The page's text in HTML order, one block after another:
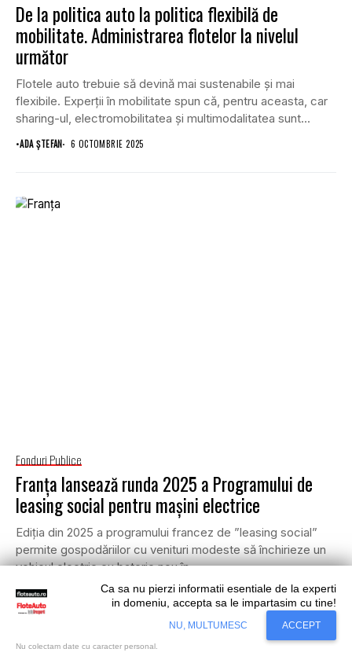
De la politica auto la politica flexibilă de
mobilitate. Administrarea flotelor la nivelul
următor
Flotele auto trebuie să devină mai sustenabile și mai
flexibile. Experții în mobilitate spun că, pentru aceasta, car
sharing-ul, electromobilitatea și multimodalitatea sunt...
•ADA ȘTEFAN 6 OCTOMBRIE 2025
Fonduri Publice
Franța lansează runda 2025 a Programului de
leasing social pentru mașini electrice
Ediția din 2025 a programului francez de ”leasing social”
permite gospodăriilor cu venituri modeste să închirieze un
vehicul electric cu baterie nou în...
•FLOTE AUTO
3 OCTOMBRIE 2025
Situl nostru utilizeaza cookies. Ce inseamna
Accept
Ca sa nu pierzi informatii esentiale de la experti
in domeniu, accepta sa le impartasim cu tine!
NU, MULTUMESC ACCEPT
Nu colectam date cu caracter personal.